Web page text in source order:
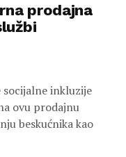
prodajna
socijalne inkluzije
ovu prodajnu
beskućnika kao